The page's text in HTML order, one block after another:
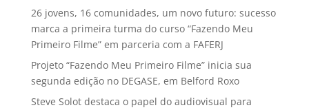
26 jovens, 16 comunidades, um novo futuro: sucesso
marca a primeira turma do curso “Fazendo Meu
Primeiro Filme” em parceria com a FAFERJ
Projeto “Fazendo Meu Primeiro Filme” inicia sua
segunda edição no DEGASE, em Belford Roxo
Steve Solot destaca o papel do audiovisual para